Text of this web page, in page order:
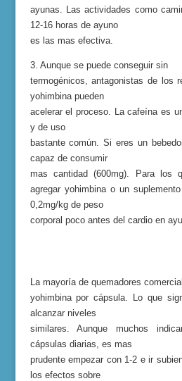
ayunas. Las actividades como
12-16 horas de ayuno
es las mas efectiva.
3. Aunque se puede conseguir sin
termogénicos, antagonistas de los
yohimbina pueden
acelerar el proceso.
La cafeína es
y de uso
bastante común. Si eres un
capaz de consumir
mas cantidad (600mg). Para los
agregar yohimbina o un
0,2mg/kg de peso
corporal poco antes del cardio en
La mayoría de quemadores
yohimbina por cápsula. Lo que
alcanzar niveles
similares. Aunque muchos
cápsulas diarias, es mas
prudente empezar con 1-2 e ir
los efectos sobre